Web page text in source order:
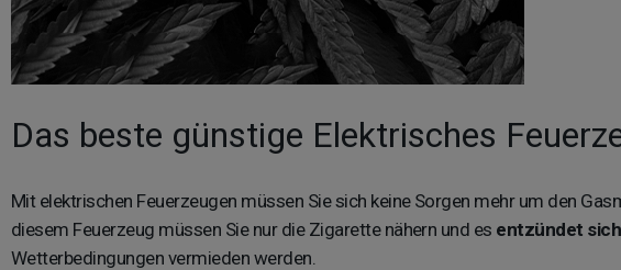
Das beste günstige Elektrisches
Mit elektrischen Feuerzeugen müssen Sie sich keine Sorgen mehr um den
diesem Feuerzeug müssen Sie nur die Zigarette nähern und es entzündet
Wetterbedingungen vermieden werden.